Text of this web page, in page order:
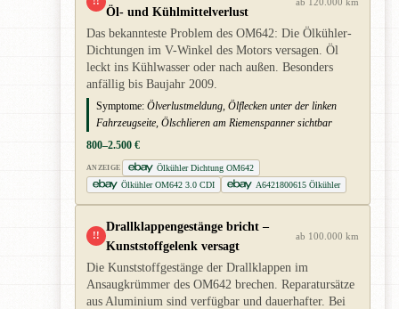
Öl- und Kühlmittelverlust
Das bekannteste Problem des OM642: Die Ölkühler-
Dichtungen im V-Winkel des Motors versagen. Öl
leckt ins Kühlwasser oder nach außen. Besonders
anfällig bis Baujahr 2009.
Symptome: Ölverlustmeldung, Ölflecken unter der linken
Fahrzeugseite, Ölschlieren am Riemenspanner sichtbar
800–2.500 €
ANZEIGE
Ölkühler Dichtung OM642
Ölkühler OM642 3.0 CDI
A6421800615 Ölkühler
!!
Drallklappengestänge bricht –
Kunststoffgelenk versagt
ab 100.000 km
Die Kunststoffgestänge der Drallklappen im
Ansaugkrümmer des OM642 brechen. Reparatursätze
aus Aluminium sind verfügbar und dauerhafter. Bei